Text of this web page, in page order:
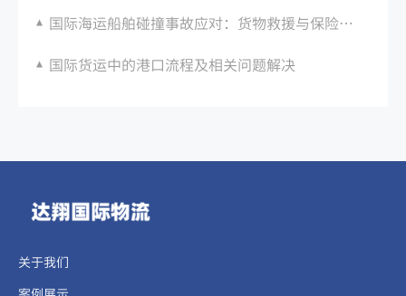
国际海运船舶碰撞事故应对：货物救援与保险理赔
国际货运中的港口流程及相关问题解决
关于我们